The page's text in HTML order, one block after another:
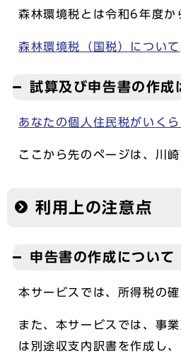
森林環境税とは令和6年度か
森林環境税（国税）について
試算及び申告書の作成
あなたの個人住民税がいく
ここから先のページは、川
利用上の注意点
申告書の作成について
本サービスでは、所得税の
また、本サービスでは、事
は別途収支内訳書を作成し